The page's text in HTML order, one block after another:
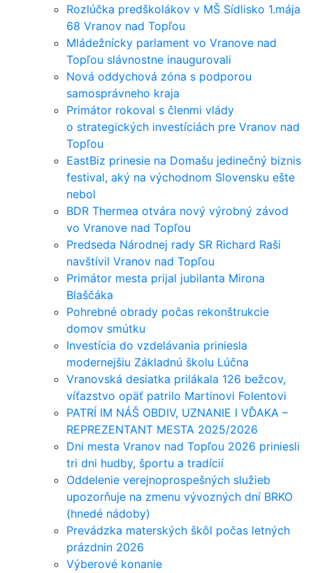
Rozlúčka predškolákov v MŠ Sídlisko 1.mája
68 Vranov nad Topľou
Mládežnícky parlament vo Vranove nad
Topľou slávnostne inaugurovali
Nová oddychová zóna s podporou
samosprávneho kraja
Primátor rokoval s členmi vlády
o strategických investíciách pre Vranov nad
Topľou
EastBiz prinesie na Domašu jedinečný biznis
festival, aký na východnom Slovensku ešte
nebol
BDR Thermea otvára nový výrobný závod
vo Vranove nad Topľou
Predseda Národnej rady SR Richard Raši
navštívil Vranov nad Topľou
Primátor mesta prijal jubilanta Mirona
Blaščáka
Pohrebné obrady počas rekonštrukcie
domov smútku
Investícia do vzdelávania priniesla
modernejšiu Základnú školu Lúčna
Vranovská desiatka prilákala 126 bežcov,
víťazstvo opäť patrilo Martinovi Folentovi
PATRÍ IM NÁŠ OBDIV, UZNANIE I VĎAKA –
REPREZENTANT MESTA 2025/2026
Dni mesta Vranov nad Topľou 2026 priniesli
tri dni hudby, športu a tradícií
Oddelenie verejnoprospešných služieb
upozorňuje na zmenu vývozných dní BRKO
(hnedé nádoby)
Prevádzka materských škôl počas letných
prázdnin 2026
Výberové konanie